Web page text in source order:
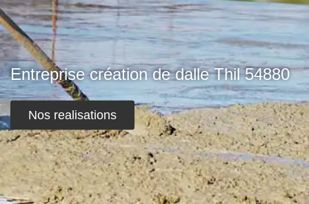
Entreprise création de dalle Thil 54880
Nos realisations